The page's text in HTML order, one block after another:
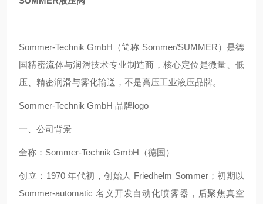
Sommer‑Technik GmbH（简称 Sommer/SUMMER）是德
国精密流体与润滑技术专业制造商，核心定位是微量、低
压、精密润滑与雾化输送，不是高压工业液压品牌。
Sommer-Technik GmbH 品牌logo
一、公司背景
全称：Sommer‑Technik GmbH（德国）
创立：1970 年代初，创始人 Friedhelm Sommer；初期以
Sommer‑automatic 名义开发自动化喷雾器，后聚焦真空